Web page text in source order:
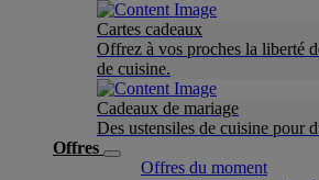
Cartes cadeaux
Offrez à vos proches la liberté
de cuisine.
Cadeaux de mariage
Des ustensiles de cuisine pour
Offres
Offres du moment